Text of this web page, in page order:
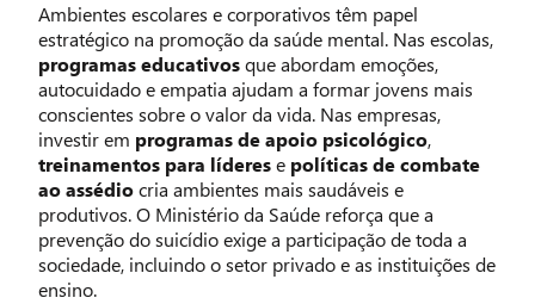
Ambientes escolares e corporativos têm papel
estratégico na promoção da saúde mental. Nas escolas,
programas educativosque abordam emoções,
autocuidado e empatia ajudam a formar jovens mais
conscientes sobre o valor da vida. Nas empresas,
investir em programas de apoio psicológico,
treinamentos para líderese políticas de combate
ao assédiocria ambientes mais saudáveis e
produtivos. O Ministério da Saúde reforça que a
prevenção do suicídio exige a participação de toda a
sociedade, incluindo o setor privado e as instituições de
ensino.